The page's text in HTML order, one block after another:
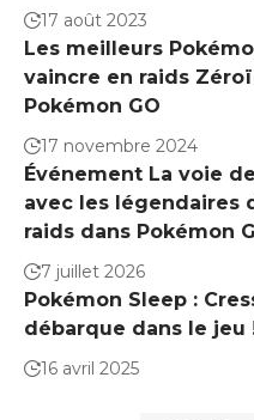
17 août 2023
Les meilleurs
vaincre en raids
Pokémon GO
17 novembre 2024
Événement La voie
avec les légendaires
raids dans Pokémon
7 juillet 2026
Pokémon Sleep :
débarque dans le jeu
16 avril 2025